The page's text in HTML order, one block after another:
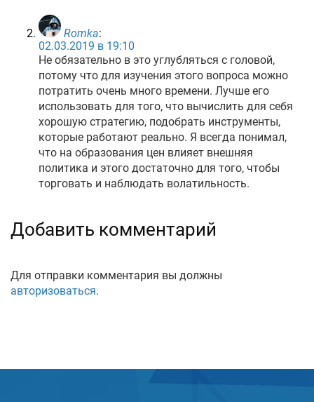
Romka:
02.03.2019 в 19:10
Не обязательно в это углубляться с головой,
потому что для изучения этого вопроса можно
потратить очень много времени. Лучше его
использовать для того, что вычислить для себя
хорошую стратегию, подобрать инструменты,
которые работают реально. Я всегда понимал,
что на образования цен влияет внешняя
политика и этого достаточно для того, чтобы
торговать и наблюдать волатильность.
Добавить комментарий
Для отправки комментария вы должны
авторизоваться.